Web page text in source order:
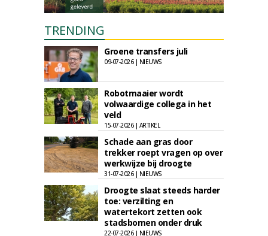
TRENDING
Groene transfers juli
09-07-2026 | NIEUWS
Robotmaaier wordt
volwaardige collega in het
veld
15-07-2026 | ARTIKEL
Schade aan gras door
trekker roept vragen op over
werkwijze bij droogte
31-07-2026 | NIEUWS
Droogte slaat steeds harder
toe: verzilting en
watertekort zetten ook
stadsbomen onder druk
22-07-2026 | NIEUWS